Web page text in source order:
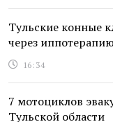
Тульские конные
через иппотерапию
16:34
7 мотоциклов
Тульской области